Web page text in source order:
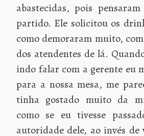
abastecidas, pois
partido. Ele solicitou os
como demoraram muito,
dos atendentes de lá.
indo falar com a gerente eu
para a nossa mesa, me
tinha gostado muito da
como se eu tivesse
autoridade dele, ao invés